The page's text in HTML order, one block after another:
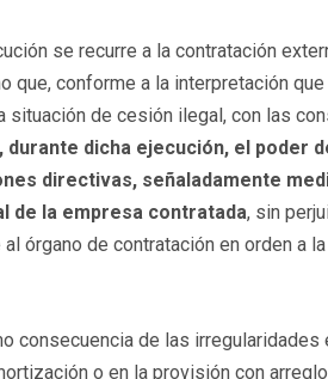
se recurre a la contratación
que, conforme a la interpretación
de cesión ilegal, con las
durante dicha ejecución, el poder
directivas, señaladamente
de la empresa contratada, sin
órgano de contratación en orden a
consecuencia de las irregularidades
o en la provisión con